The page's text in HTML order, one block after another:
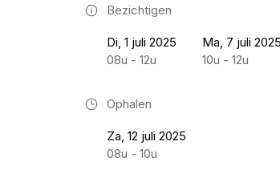
Bezichtigen
Di, 1 juli 2025
08u - 12u
Ma, 7 juli 2025
10u - 12u
Ophalen
Za, 12 juli 2025
08u - 10u